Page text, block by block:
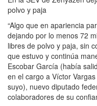
polvo y paja
“Algo que en apariencia
dejando por lo menos 72
libres de polvo y paja, sin
que estuvo y continúa
Escobar García (había
en el cargo a Víctor
suyo), nuevo diputado
colaboradores de su